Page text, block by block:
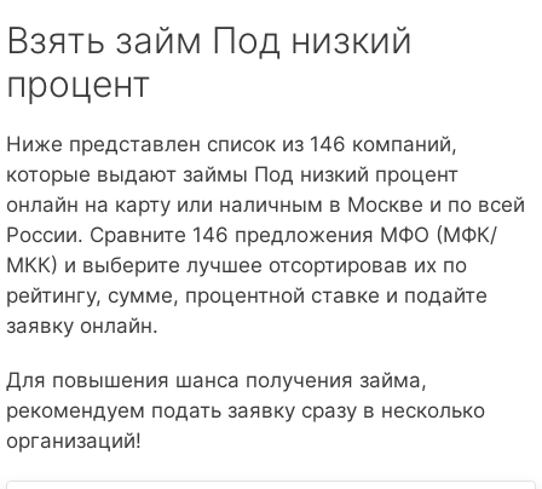
Взять займ Под низкий
процент
Ниже представлен список из 146 компаний,
которые выдают займы Под низкий процент
онлайн на карту или наличным в Москве и по всей
России. Сравните 146 предложения МФО (МФК/
МКК) и выберите лучшее отсортировав их по
рейтингу, сумме, процентной ставке и подайте
заявку онлайн.
Для повышения шанса получения займа,
рекомендуем подать заявку сразу в несколько
организаций!